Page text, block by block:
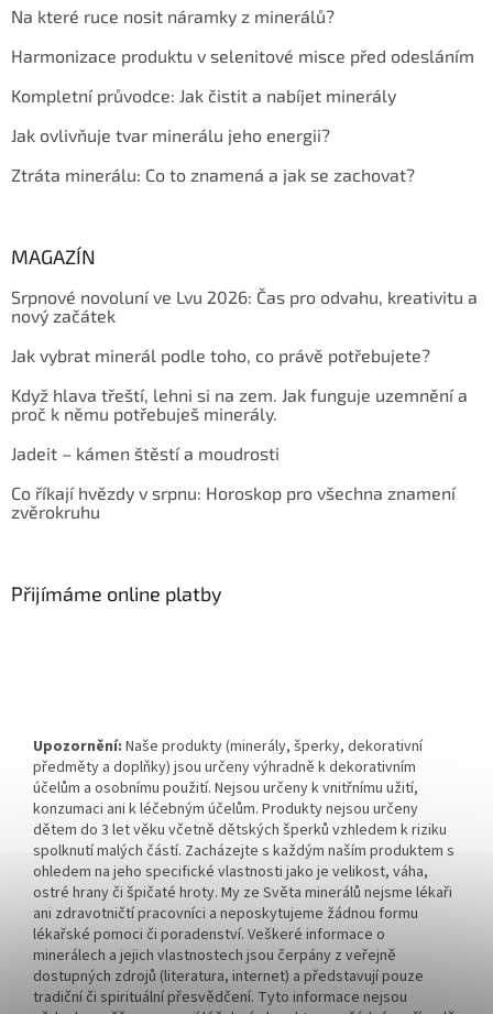
Na které ruce nosit náramky z minerálů?
Harmonizace produktu v selenitové misce před odesláním
Kompletní průvodce: Jak čistit a nabíjet minerály
Jak ovlivňuje tvar minerálu jeho energii?
Ztráta minerálu: Co to znamená a jak se zachovat?
MAGAZÍN
Srpnové novoluní ve Lvu 2026: Čas pro odvahu, kreativitu a
nový začátek
Jak vybrat minerál podle toho, co právě potřebujete?
Když hlava třeští, lehni si na zem. Jak funguje uzemnění a
proč k němu potřebuješ minerály.
Jadeit – kámen štěstí a moudrosti
Co říkají hvězdy v srpnu: Horoskop pro všechna znamení
zvěrokruhu
Přijímáme online platby
Upozornění: Naše produkty (minerály, šperky, dekorativní
předměty a doplňky) jsou určeny výhradně k dekorativním
účelům a osobnímu použití. Nejsou určeny k vnitřnímu užití,
konzumaci ani k léčebným účelům. Produkty nejsou určeny
dětem do 3 let věku včetně dětských šperků vzhledem k riziku
spolknutí malých částí. Zacházejte s každým naším produktem s
ohledem na jeho specifické vlastnosti jako je velikost, váha,
ostré hrany či špičaté hroty. My ze Světa minerálů nejsme lékaři
ani zdravotničtí pracovníci a neposkytujeme žádnou formu
lékařské pomoci či poradenství. Veškeré informace o
minerálech a jejich vlastnostech jsou čerpány z veřejně
dostupných zdrojů (literatura, internet) a představují pouze
tradiční či spirituální přesvědčení. Tyto informace nejsou